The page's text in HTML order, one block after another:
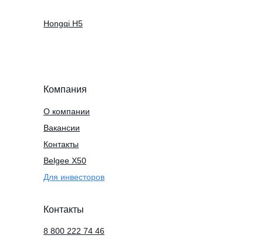
Компания
О компании
Вакансии
Контакты
Для инвесторов
Контакты
Belgee X50
Hongqi H5
8 800 222 74 46